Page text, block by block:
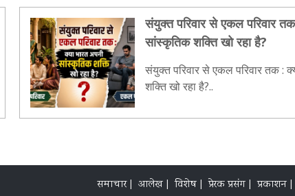
संयुक्त परिवार से एकल परिवार
सांस्कृतिक शक्ति खो रहा है?
संयुक्त परिवार से एकल परिवार तक :
शक्ति खो रहा है?..
समाचार | आलेख | विशेष | प्रेरक प्रसंग | प्रकाशन |